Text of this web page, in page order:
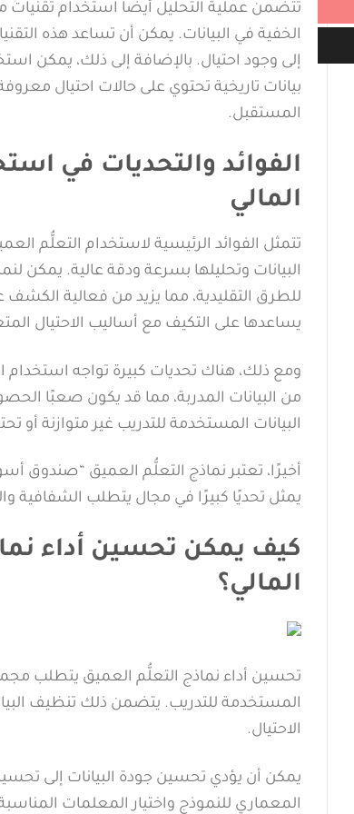
الخفية في البيانات. يمكن أن تساعد هذه
بيانات تاريخية تحتوي على حالات احتيال
المستقبل.
الفوائد والتحديات في
المالي
تتمثل الفوائد الرئيسية لاستخدام التعلُّم
البيانات وتحليلها بسرعة ودقة عالية. يمكن
للطرق التقليدية، مما يزيد من فعالية الكشف
يساعدها على التكيف مع أساليب الاحتيال
ومع ذلك، هناك تحديات كبيرة تواجه استخدام
من البيانات المدربة، مما قد يكون صعبًا
البيانات المستخدمة للتدريب غير متوازنة أو
أخيرًا، تعتبر نماذج التعلُّم العميق “صندوق
يمثل تحديًا كبيرًا في مجال يتطلب الشفافية
كيف يمكن تحسين أداء
المالي؟
تحسين أداء نماذج التعلُّم العميق يتطلب
المستخدمة للتدريب. يتضمن ذلك تنظيف
الاحتيال.
يمكن أن يؤدي تحسين جودة البيانات إلى